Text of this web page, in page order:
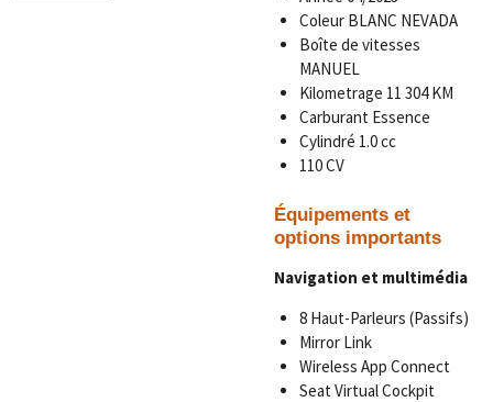
ColeurBLANC NEVADA
Boîte de vitesses
MANUEL
Kilometrage 11 304 KM
Carburant Essence
Cylindré 1.0 cc
110 CV
Équipements et
options importants
Navigation et multimédia
8 Haut-Parleurs (Passifs)
Mirror Link
Wireless App Connect
Seat Virtual Cockpit